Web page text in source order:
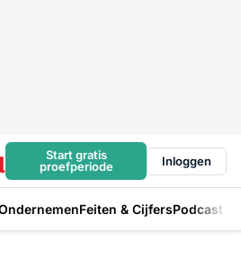
Start gratis
proefperiode
Inloggen
Feiten & CijfersPodcast